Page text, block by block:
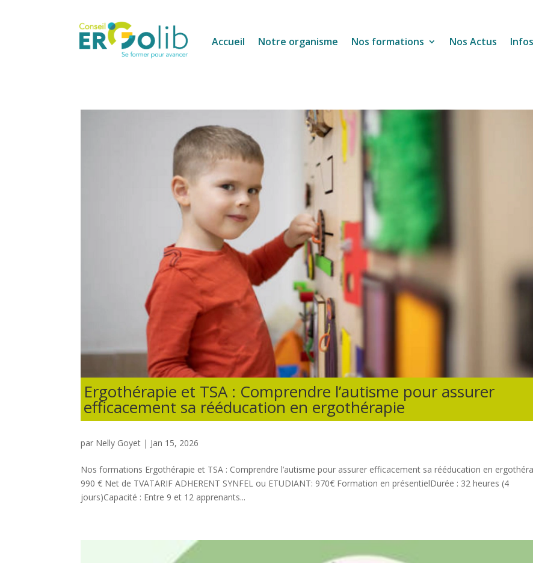
Accueil Notre organisme Nos formations Nos Actus
Ergothérapie et TSA : Comprendre l’autisme pour assurer
efficacement sa rééducation en ergothérapie
par Nelly Goyet | Jan 15, 2026
Nos formations Ergothérapie et TSA : Comprendre l’autisme pour assurer efficacement sa rééducation en
990 € Net de TVATARIF ADHERENT SYNFEL ou ETUDIANT: 970€ Formation en présentielDurée : 32 heures (4
jours)Capacité : Entre 9 et 12 apprenants...